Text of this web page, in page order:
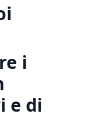
i
e di